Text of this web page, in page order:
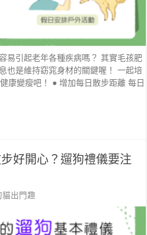
易引起老年各種疾病嗎？ 其實毛孩肥
也是維持窈窕身材的關鍵喔！ 一起培
康變瘦吧！ ● 增加每日散步距離 每日
好開心？遛狗禮儀要注
貓出門趣